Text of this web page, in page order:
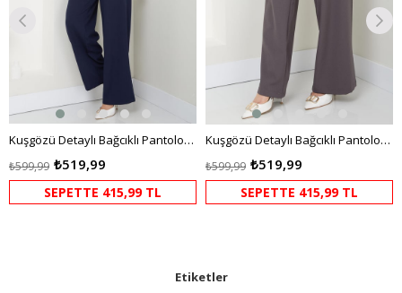
Kuşgözü Detaylı Bağcıklı Pantolon Lacivert HM2431
₺519,99
₺599,99
SEPETTE 415,99 TL
Kuşgözü Detaylı Bağcıklı Pantolon Füme HM2431
₺519,99
₺599,99
SEPETTE 415,99 TL
Etiketler